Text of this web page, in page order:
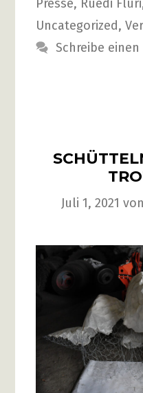
Presse, Ruedi Fluri
Uncategorized,
Schreibe
Juli 1, 2021 von